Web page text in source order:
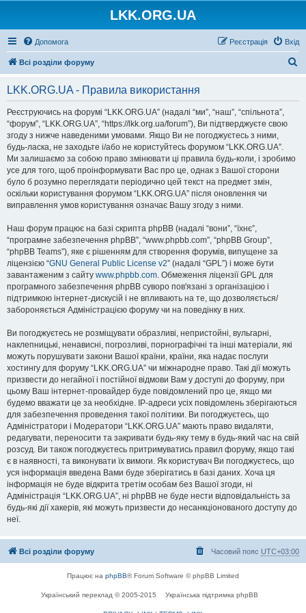
LKK.ORG.UA
Допомога Вхід
Реєстрація
Всі розділи форуму
LKK.ORG.UA - Правила використання
Реєструючись на форумі “LKK.ORG.UA” (надалі “ми”, “наш”, “спільнота”,
“форум”, “LKK.ORG.UA”, “https://lkk.org.ua/forum”), Ви підтверджуєте свою
згоду з нижче наведеними умовами. Якщо Ви не погоджуєтесь з ними,
будь-ласка, не заходьте і/або не користуйтесь форумом “LKK.ORG.UA”.
Ми залишаємо за собою право змінювати ці правила будь-коли, і зробимо
усе для того, щоб проінформувати Вас про це, однак з Вашої сторони
було б розумно переглядати періодично цей текст на предмет змін,
оскільки користування форумом “LKK.ORG.UA” після оновлення чи
виправлення умов користування означає Вашу згоду з ними.
Наш форум працює на базі скрипта phpBB (надалі “вони”, “їхнє”,
“програмне забезпечення phpBB”, “www.phpbb.com”, “phpBB Group”,
“phpBB Teams”), яке є рішенням для створення форумів, випущене за
ліцензією “GNU General Public License v2” (надалі “GPL”) і може бути
завантаженим з сайту www.phpbb.com. Обмеження ліцензії GPL для
програмного забезпечення phpBB суворо пов'язані з організацією і
підтримкою інтернет-дискусій і не впливають на те, що дозволяється/
забороняється Адміністрацією форуму чи на поведінку в них.
Ви погоджуєтесь не розміщувати образливі, непристойні, вульгарні,
наклепницькі, ненависні, погрозливі, порнографічні та інші матеріали, які
можуть порушувати закони Вашої країни, країни, яка надає послуги
хостингу для форуму “LKK.ORG.UA” чи міжнародне право. Такі дії можуть
призвести до негайної і постійної відмови Вам у доступі до форуму, при
цьому Ваш інтернет-провайдер буде повідомлений про це, якщо ми
будемо вважати це за необхідне. IP-адреси усіх повідомлень зберігаються
для забезпечення проведення такої політики. Ви погоджуєтесь, що
Адміністратори і Модератори “LKK.ORG.UA” мають право видаляти,
редагувати, переносити та закривати будь-яку тему в будь-який час на свій
розсуд. Ви також погоджуєтесь притримуватись правил форуму, якщо такі
є в наявності, та виконувати їх вимоги. Як користувач Ви погоджуєтесь, що
уся інформація введена Вами буде зберігатись в базі даних. Хоча ця
інформація не буде відкрита третім особам без Вашої згоди, ні
Адміністрація “LKK.ORG.UA”, ні phpBB не буде нести відповідальність за
будь-які дії хакерів, які можуть призвести до несанкціонованого доступу до
неї.
Всі розділи форуму Часовий пояс UTC+03:00
Працює на phpBB® Forum Software © phpBB Limited
Український переклад © 2005-2015 Українська підтримка phpBB